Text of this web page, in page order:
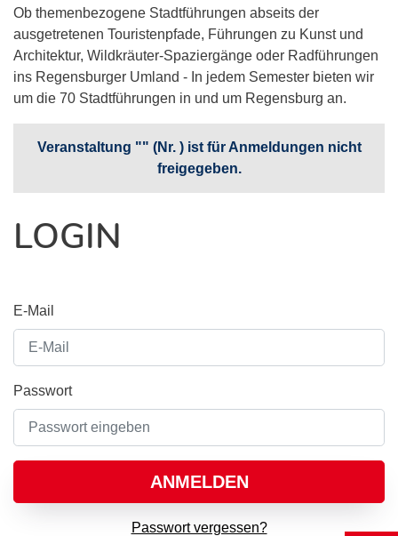
Ob themenbezogene Stadtführungen abseits der
ausgetretenen Touristenpfade, Führungen zu Kunst und
Architektur, Wildkräuter-Spaziergänge oder Radführungen
ins Regensburger Umland - In jedem Semester bieten wir
um die 70 Stadtführungen in und um Regensburg an.
Veranstaltung "" (Nr. ) ist für Anmeldungen nicht
freigegeben.
LOGIN
E-Mail
Passwort
ANMELDEN
Passwort vergessen?